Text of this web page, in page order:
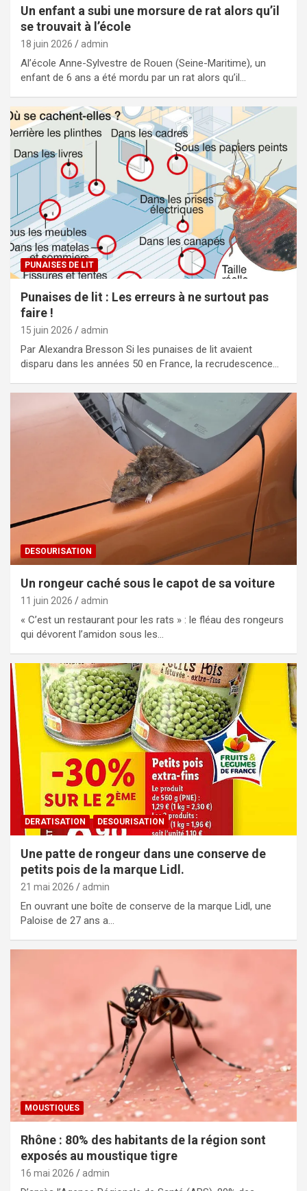
Un enfant a subi une morsure de rat alors qu’il
se trouvait à l’école
18 juin 2026 admin
Al’école Anne-Sylvestre de Rouen (Seine-Maritime), un
enfant de 6 ans a été mordu par un rat alors qu’il…
PUNAISES DE LIT
Punaises de lit : Les erreurs à ne surtout pas
faire !
15 juin 2026 admin
Par Alexandra Bresson Si les punaises de lit avaient
disparu dans les années 50 en France, la recrudescence…
DESOURISATION
Un rongeur caché sous le capot de sa voiture
11 juin 2026 admin
« C’est un restaurant pour les rats » : le fléau des rongeurs
qui dévorent l’amidon sous les…
DERATISATION DESOURISATION
Une patte de rongeur dans une conserve de
petits pois de la marque Lidl.
21 mai 2026 admin
En ouvrant une boîte de conserve de la marque Lidl, une
Paloise de 27 ans a…
MOUSTIQUES
Rhône : 80% des habitants de la région sont
exposés au moustique tigre
16 mai 2026 admin